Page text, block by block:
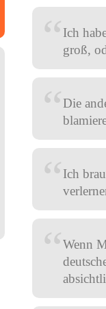
“Ich
groß,
“Die
“Ich
“Wenn